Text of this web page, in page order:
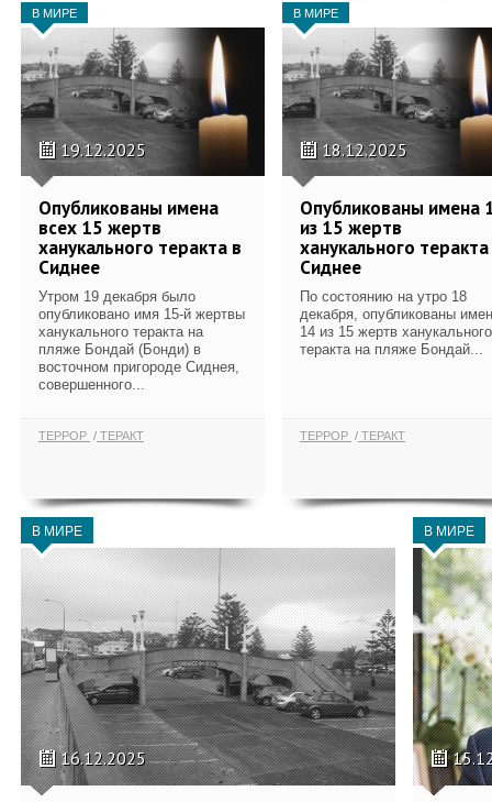
В МИРЕ
19.12.2025
Опубликованы имена
всех 15 жертв
ханукального теракта в
Сиднее
Утром 19 декабря было
опубликовано имя 15-й жертвы
ханукального теракта на
пляже Бондай (Бонди) в
восточном пригороде Сиднея,
совершенного...
ТЕРРОР ТЕРАКТ
В МИРЕ
18.12.2025
Опубликованы имена
из 15 жертв
ханукального
Сиднее
По состоянию на утро 18
декабря, опубликованы
14 из 15 жертв ханукального
теракта на пляже Бондай...
ТЕРРОР ТЕРАКТ
В МИРЕ
16.12.2025
В МИРЕ